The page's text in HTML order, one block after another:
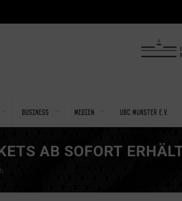
Business Medien UBC Münster e.V.
AB SOFORT